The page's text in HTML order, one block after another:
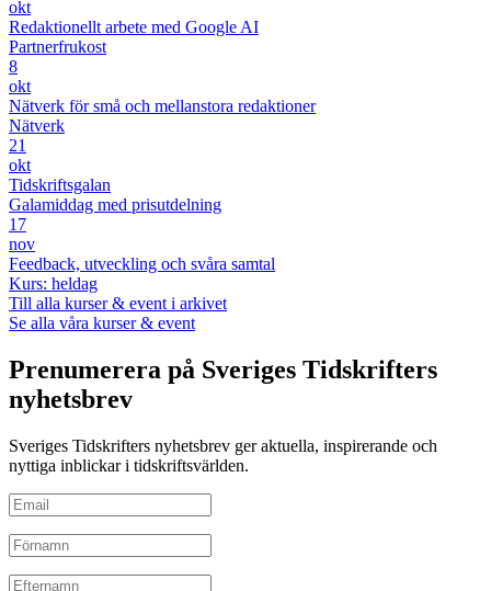
okt
Redaktionellt arbete med Google AI
Partnerfrukost
8
okt
Nätverk för små och mellanstora redaktioner
Nätverk
21
okt
Tidskriftsgalan
Galamiddag med prisutdelning
17
nov
Feedback, utveckling och svåra samtal
Kurs: heldag
Till alla kurser & event i arkivet
Se alla våra kurser & event
Prenumerera på Sveriges Tidskrifters
nyhetsbrev
Sveriges Tidskrifters nyhetsbrev ger aktuella, inspirerande och
nyttiga inblickar i tidskriftsvärlden.